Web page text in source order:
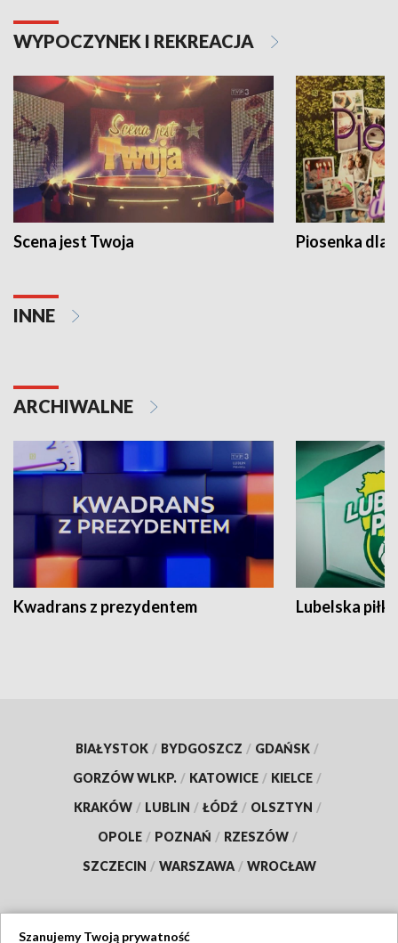
WYPOCZYNEK I REKREACJA
Scena jest Twoja Piosenka dla
INNE
ARCHIWALNE
Kwadrans z prezydentem Lubelska piłka
BIAŁYSTOK / BYDGOSZCZ / GDAŃSK /
GORZÓW WLKP. / KATOWICE / KIELCE /
KRAKÓW / LUBLIN / ŁÓDŹ / OLSZTYN /
OPOLE / POZNAŃ / RZESZÓW /
SZCZECIN / WARSZAWA / WROCŁAW
Szanujemy Twoją prywatność